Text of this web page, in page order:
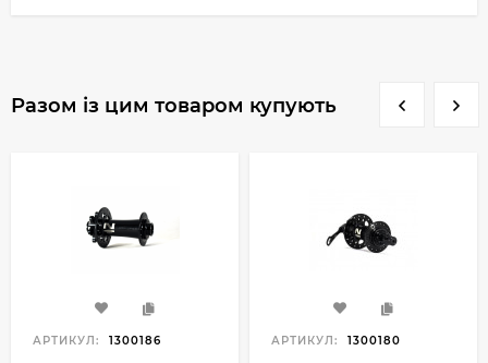
Разом із цим товаром купують
АРТИКУЛ: 1300186 АРТИКУЛ: 1300180